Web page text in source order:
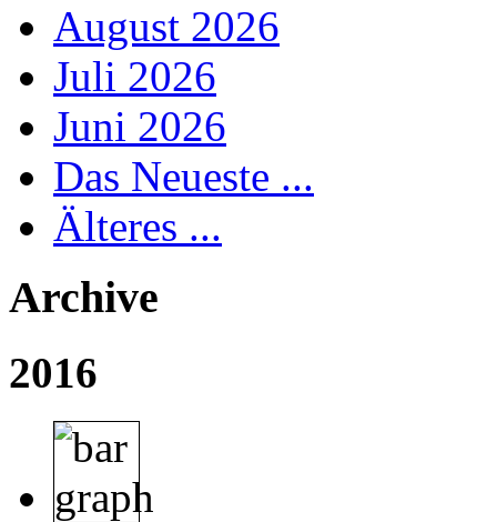
August 2026
Juli 2026
Juni 2026
Das Neueste ...
Älteres ...
Archive
2016